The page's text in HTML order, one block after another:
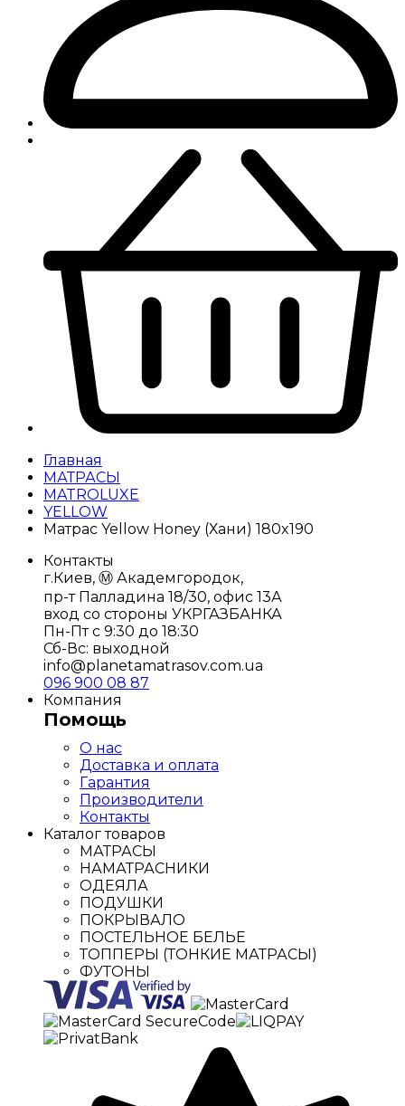
Главная
МАТРАСЫ
MATROLUXE
YELLOW
Матрас Yellow Honey (Хани) 180x190
Контакты
г.Киев, Ⓜ️ Академгородок,
пр-т Палладина 18/30, офис 13А
вход со стороны УКРГАЗБАНКА
Пн-Пт с 9:30 до 18:30
Сб-Вс: выходной
info@planetamatrasov.com.ua
096 900 08 87
Компания
Помощь
О нас
Доставка и оплата
Гарантия
Производители
Контакты
Каталог товаров
МАТРАСЫ
НАМАТРАСНИКИ
ОДЕЯЛА
ПОДУШКИ
ПОКРЫВАЛО
ПОСТЕЛЬНОЕ БЕЛЬЕ
ТОППЕРЫ (ТОНКИЕ МАТРАСЫ)
ФУТОНЫ